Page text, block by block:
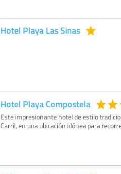
Hotel Playa Las Sinas
Hotel Playa Compostela
Este impresionante hotel de estilo
Carril, en una ubicación idónea para